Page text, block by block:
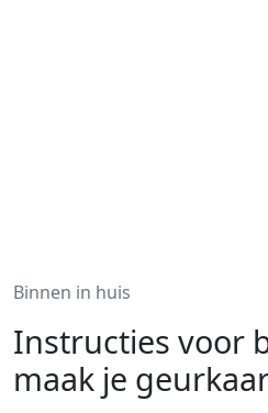
Binnen in huis
Instructies voor
maak je